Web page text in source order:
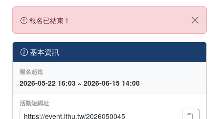
報名已結束！
基本資訊
報名起迄
2026-05-22 16:03 ~ 2026-06-15 14:00
活動短網址